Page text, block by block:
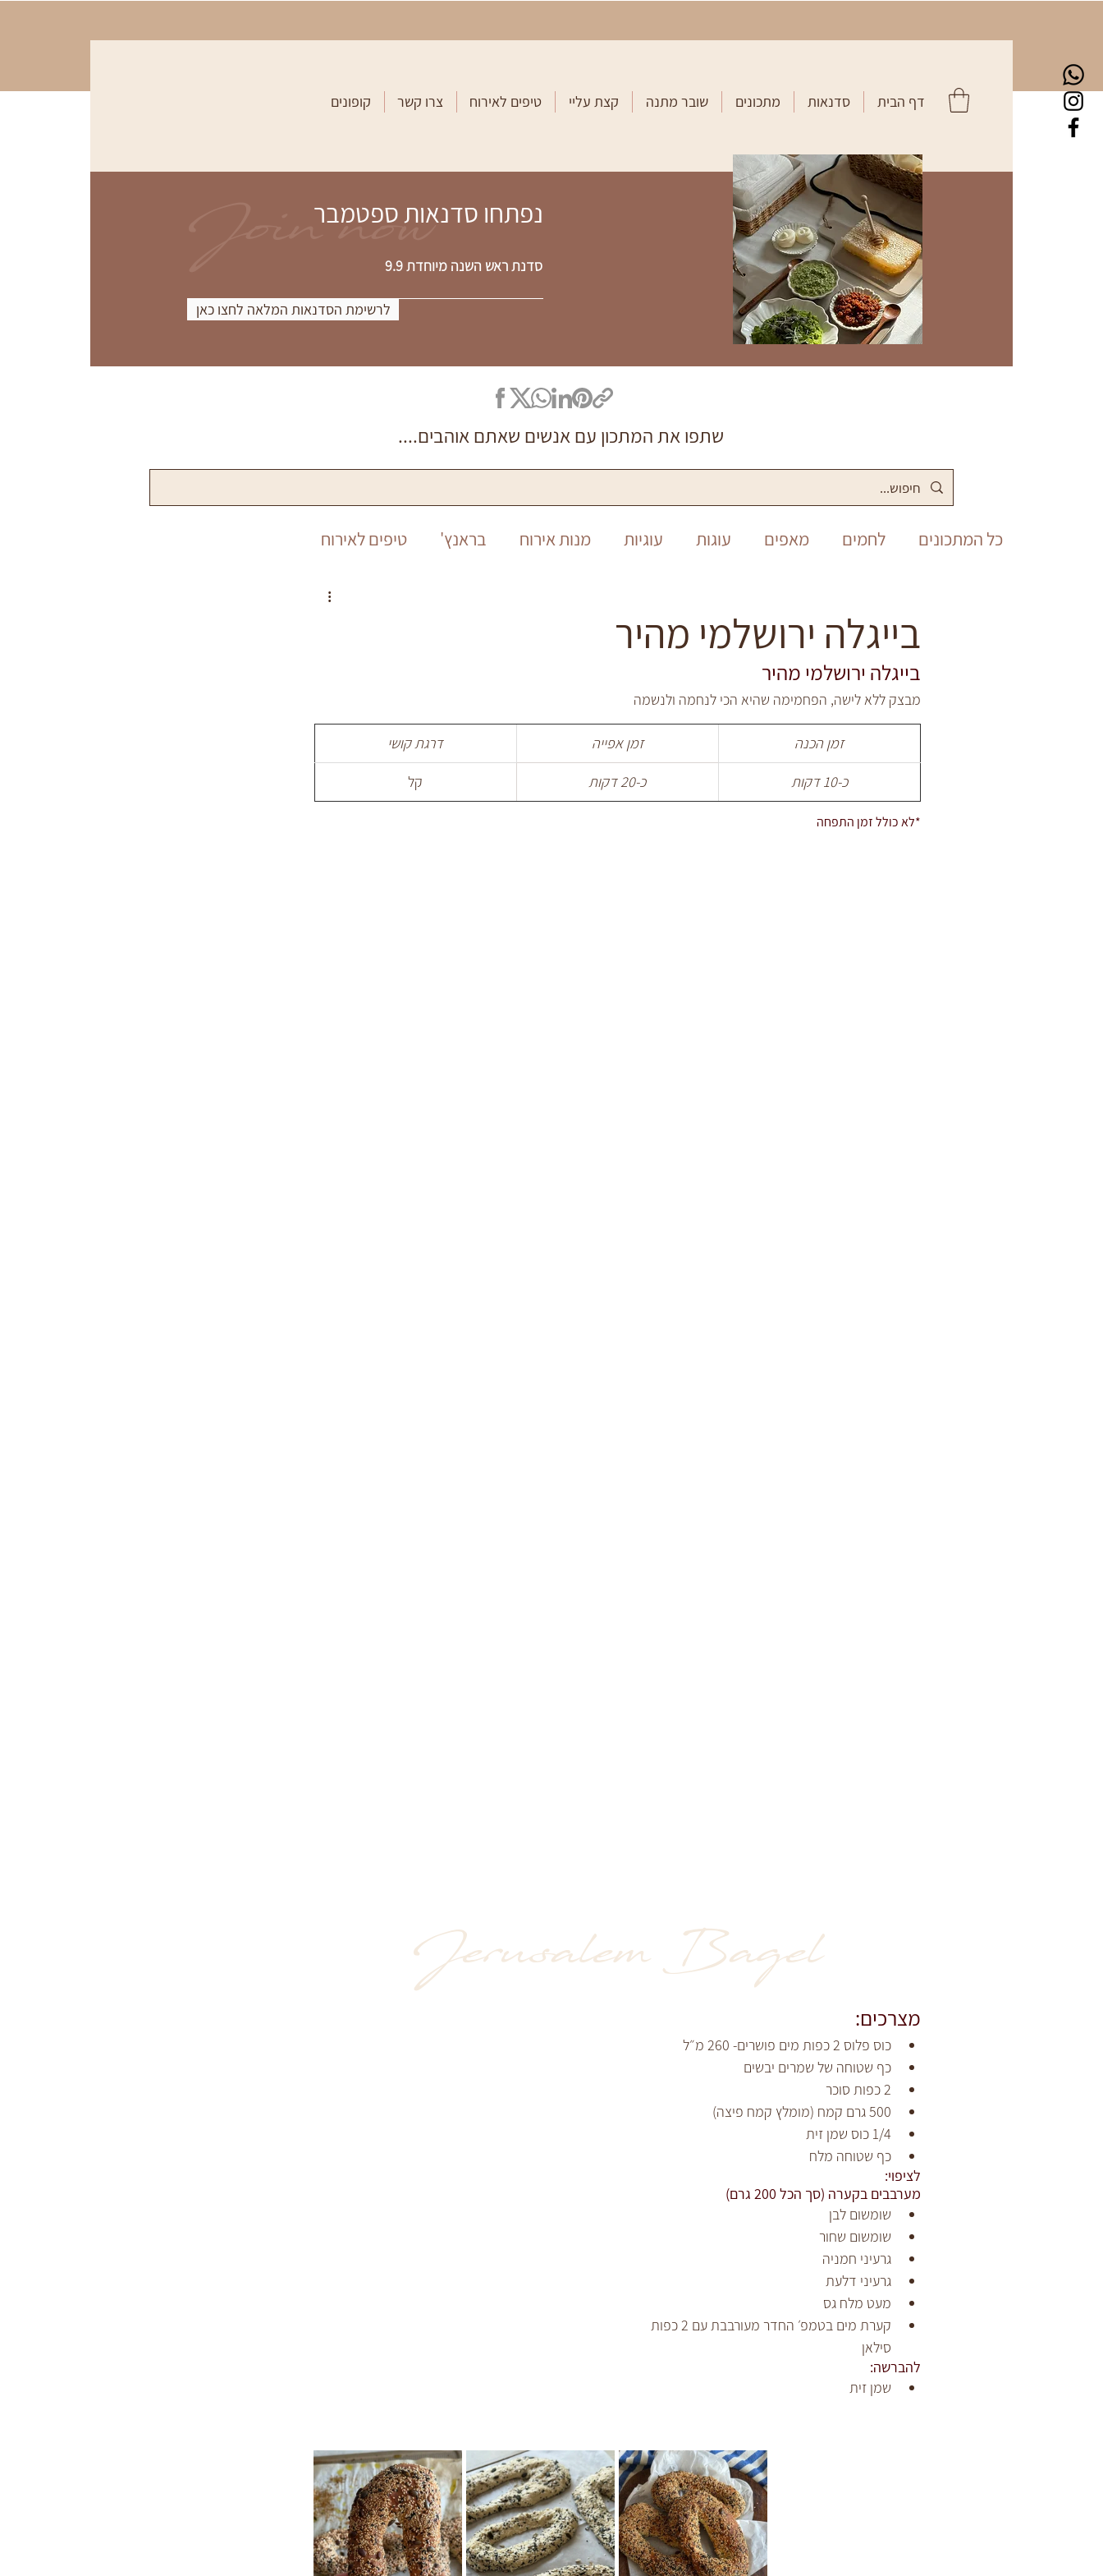
דף הבית סדנאות מתכונים שובר מתנה קצת עליי טיפים לאירוח צרו קשר קופונים
Join now
נפתחו סדנאות ספטמבר
סדנת ראש השנה מיוחדת 9.9
לרשימת הסדנאות המלאה לחצו כאן
שתפו את המתכון עם אנשים שאתם אוהבים....
כל המתכונים לחמים מאפים עוגות עוגיות מנות אירוח בראנץ' טיפים לאירוח
יום העצמאות שבועות
בייגלה ירושלמי מהיר
בייגלה ירושלמי מהיר
מבצק ללא לישה, הפחמימה שהיא הכי לנחמה ולנשמה
זמן הכנה זמן אפייה דרגת קושי
כ-10 דקות כ-20 דקות קל
*לא כולל זמן התפחה
Jerusalem Bagel
מצרכים:
כוס פלוס 2 כפות מים פושרים- 260 מ״ל
כף שטוחה של שמרים יבשים
2 כפות סוכר
500 גרם קמח (מומלץ קמח פיצה)
1/4 כוס שמן זית
כף שטוחה מלח
לציפוי:
מערבבים בקערה (סך הכל 200 גרם)
שומשום לבן
שומשום שחור
גרעיני חמניה
גרעיני דלעת
מעט מלח גס
קערת מים בטמפ׳ החדר מעורבבת עם 2 כפות
סילאן
להברשה:
שמן זית